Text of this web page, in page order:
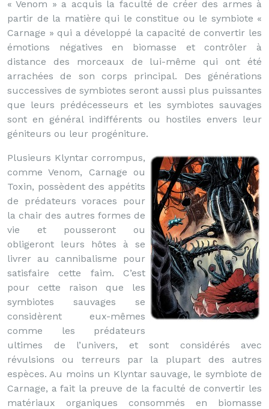
« Venom » a acquis la faculté de créer des armes à
partir de la matière qui le constitue ou le symbiote «
Carnage » qui a développé la capacité de convertir les
émotions négatives en biomasse et contrôler à
distance des morceaux de lui-même qui ont été
arrachées de son corps principal. Des générations
successives de symbiotes seront aussi plus puissantes
que leurs prédécesseurs et les symbiotes sauvages
sont en général indifférents ou hostiles envers leur
géniteurs ou leur progéniture.
Plusieurs Klyntar corrompus,
comme Venom, Carnage ou
Toxin, possèdent des appétits
de prédateurs voraces pour
la chair des autres formes de
vie et pousseront ou
obligeront leurs hôtes à se
livrer au cannibalisme pour
satisfaire cette faim. C’est
pour cette raison que les
symbiotes sauvages se
considèrent eux-mêmes
comme les prédateurs
ultimes de l’univers, et sont considérés avec
révulsions ou terreurs par la plupart des autres
espèces. Au moins un Klyntar sauvage, le symbiote de
Carnage, a fait la preuve de la faculté de convertir les
matériaux organiques consommés en biomasse